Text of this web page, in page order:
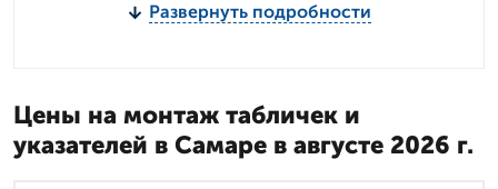
Развернуть подробности
Цены на монтаж табличек и
указателей в Самаре в августе 2026 г.